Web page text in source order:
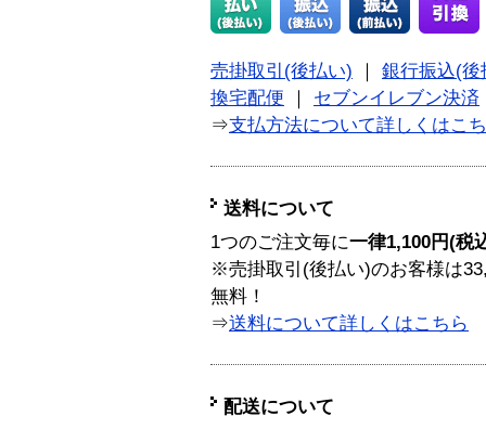
売掛取引(後払い)
銀行振込(後
換宅配便
セブンイレブン決済
⇒支払方法について詳しくはこ
送料について
1つのご注文毎に一律1,100円(税
※売掛取引(後払い)のお客様は
無料！
⇒送料について詳しくはこちら
配送について